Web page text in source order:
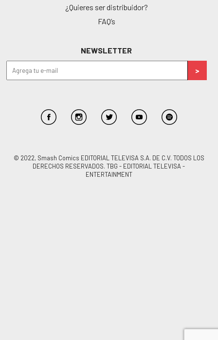
¿Quieres ser distribuidor?
FAQ’s
NEWSLETTER
© 2022, Smash Comics EDITORIAL TELEVISA S.A. DE C.V. TODOS LOS
DERECHOS RESERVADOS. TBG - EDITORIAL TELEVISA -
ENTERTAINMENT